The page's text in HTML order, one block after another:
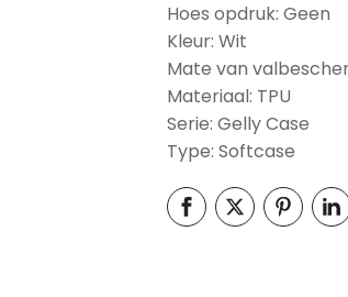
Hoes opdruk: Geen
Kleur: Wit
Mate van
Materiaal: TPU
Serie: Gelly Case
Type: Softcase